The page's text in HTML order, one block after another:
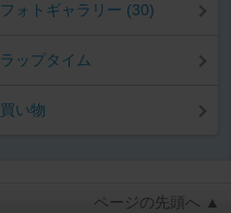
フォトギャラリー (30)
ラップタイム
買い物
ページの先頭へ ▲